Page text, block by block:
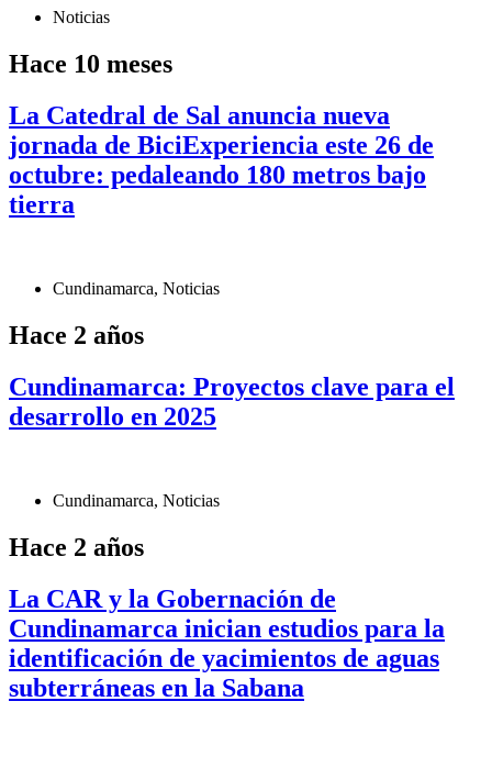
Noticias
Hace 10 meses
La Catedral de Sal anuncia nueva
jornada de BiciExperiencia este 26 de
octubre: pedaleando 180 metros bajo
tierra
Cundinamarca, Noticias
Hace 2 años
Cundinamarca: Proyectos clave para el
desarrollo en 2025
Cundinamarca, Noticias
Hace 2 años
La CAR y la Gobernación de
Cundinamarca inician estudios para la
identificación de yacimientos de aguas
subterráneas en la Sabana